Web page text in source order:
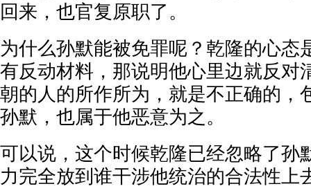
回来，也官复原职了。
为什么孙默能被免罪呢？乾隆的心态
有反动材料，那说明他心里边就反对
朝的人的所作所为，就是不正确的，
孙默，也属于他恶意为之。
可以说，这个时候乾隆已经忽略了孙
力完全放到谁干涉他统治的合法性上